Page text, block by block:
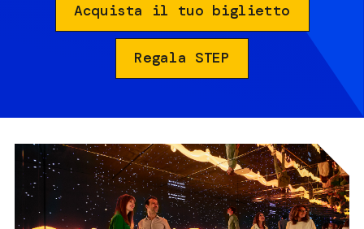
Acquista il tuo biglietto
Regala STEP